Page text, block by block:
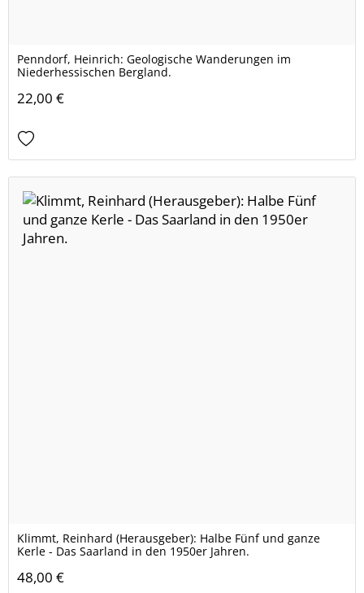
Penndorf, Heinrich: Geologische Wanderungen im
Niederhessischen Bergland.
22,00 €
Klimmt, Reinhard (Herausgeber): Halbe Fünf und ganze
Kerle - Das Saarland in den 1950er Jahren.
48,00 €